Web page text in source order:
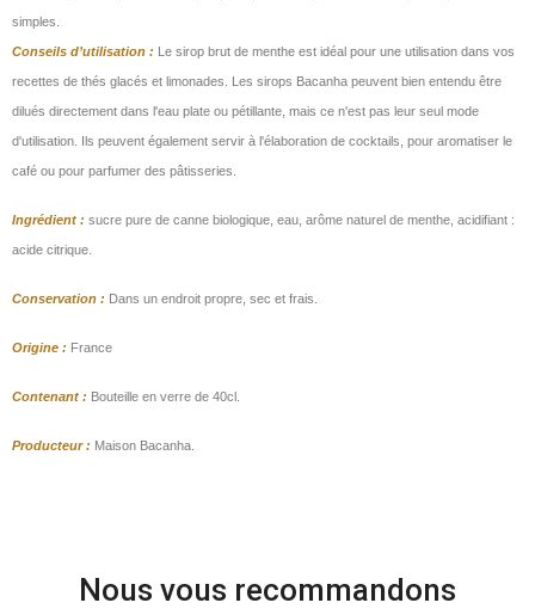
simples.
Conseils d’utilisation : Le sirop brut de menthe est idéal pour une utilisation dans vos
recettes de thés glacés et limonades. Les sirops Bacanha peuvent bien entendu être
dilués directement dans l'eau plate ou pétillante, mais ce n'est pas leur seul mode
d'utilisation. Ils peuvent également servir à l'élaboration de cocktails, pour aromatiser le
café ou pour parfumer des pâtisseries.
Ingrédient : sucre pure de canne biologique, eau, arôme naturel de menthe, acidifiant :
acide citrique.
Conservation : Dans un endroit propre, sec et frais.
Origine : France
Contenant : Bouteille en verre de 40cl.
Producteur : Maison Bacanha.
Nous vous recommandons